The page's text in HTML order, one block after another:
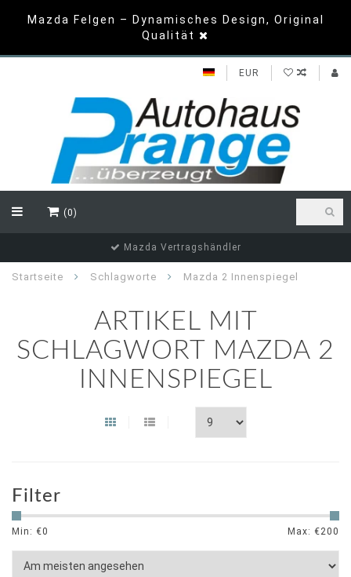
Mazda Felgen – Dynamisches Design, Original
Qualität
EUR
(0)
Mazda Vertragshändler
Startseite Schlagworte Mazda 2 Innenspiegel
ARTIKEL MIT
SCHLAGWORT MAZDA 2
INNENSPIEGEL
Filter
Min: €0 Max: €200